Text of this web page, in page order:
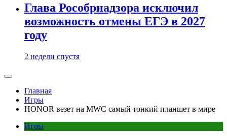
Глава Рособрнадзора исключил
возможность отмены ЕГЭ в 2027
году
2 недели спустя
Главная
Игры
HONOR везет на MWC самый тонкий планшет в мире
Игры